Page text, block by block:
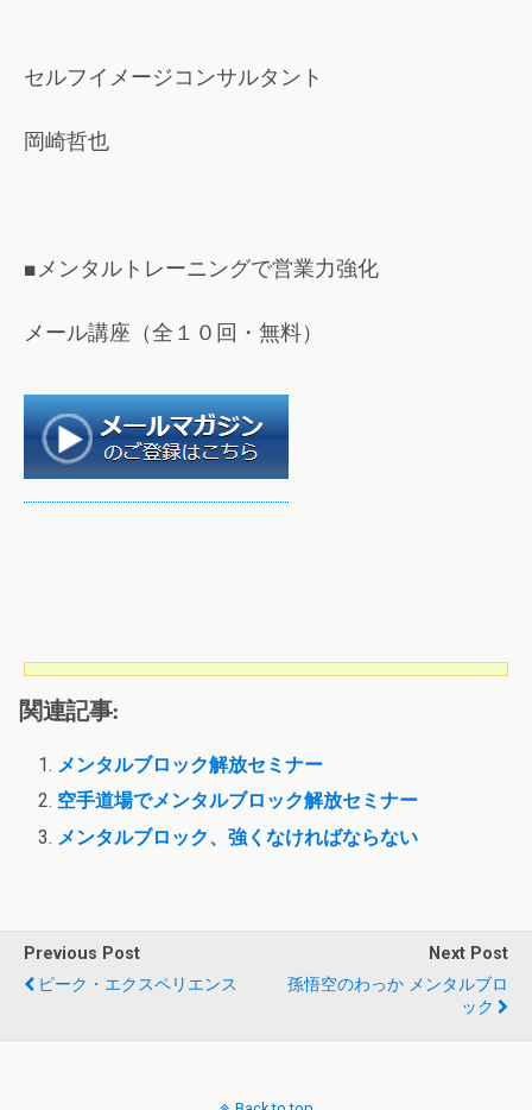
セルフイメージコンサルタント
岡崎哲也
■メンタルトレーニングで営業力強化
メール講座（全１０回・無料）
関連記事:
メンタルブロック解放セミナー
空手道場でメンタルブロック解放セミナー
メンタルブロック、強くなければならない
Previous Post
ピーク・エクスペリエンス
Next Post
孫悟空のわっか メンタルブロ
ック